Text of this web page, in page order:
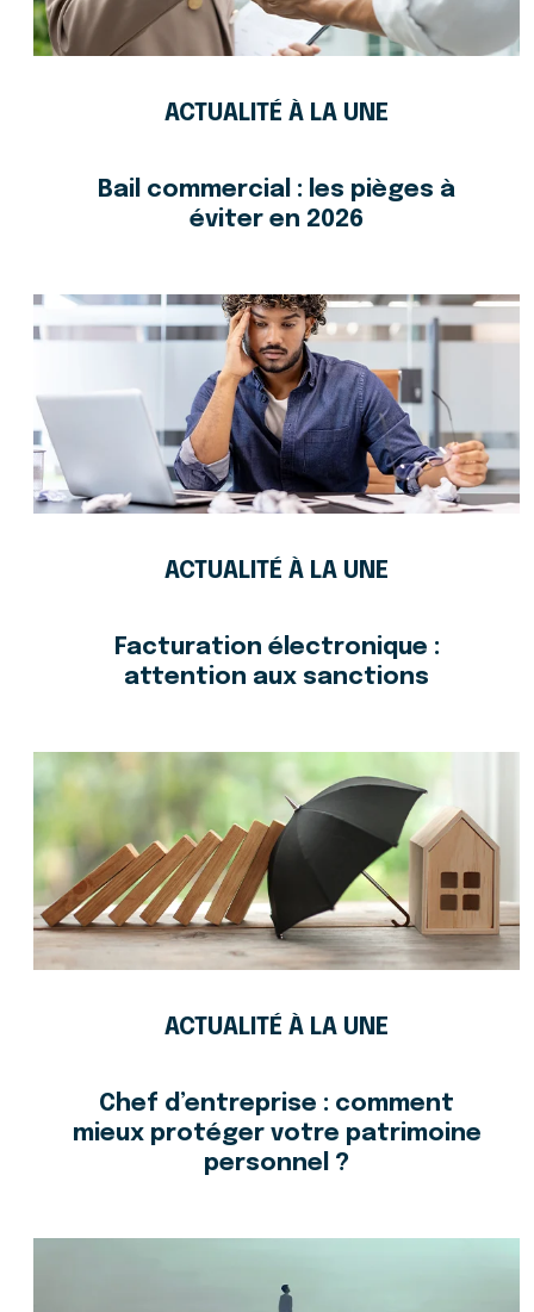
ACTUALITÉ À LA UNE
Bail commercial : les pièges à
éviter en 2026
ACTUALITÉ À LA UNE
Facturation électronique :
attention aux sanctions
ACTUALITÉ À LA UNE
Chef d’entreprise : comment
mieux protéger votre patrimoine
personnel ?